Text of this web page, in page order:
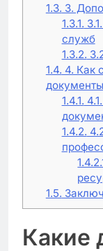
1.3. 3.
1.3.1.
служб
1.3.2.
1.4. 4. Как
1.4.1.
1.4.2.
1.5.
Какие